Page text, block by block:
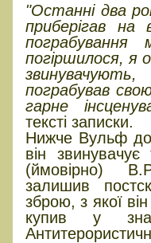
"Останні два
приберігав на
пограбування
погіршилося, я
пограбував
гарне
тексті записки.
Нижче Вульф
він
(ймовірно)
залишив
зброю, з якої
купив у